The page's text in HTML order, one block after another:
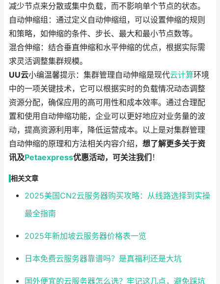
减少节点来分散或集中负载，而不影响单个节点的状态。
自动伸缩组：通过定义自动伸缩组，可以设置伸缩的规则
和策略，如伸缩的条件、步长、最大和最小节点数等。
混合伸缩：结合垂直伸缩和水平伸缩的优点，根据实际需
求灵活调整集群规模。
UU云小编温馨提示：集群管理自动伸缩是现代云计算环境
中的一项关键技术，它可以根据实时的负载情况动态调整
资源分配，确保应用的高可用性和成本效率。通过合理配
置和使用自动伸缩功能，企业可以更好地应对业务量的波
动，提高资源利用率，降低运营成本。以上是对集群管理
自动伸缩的原理和方法相关内容介绍， 想了解更多关于资
讯及Petaexpress优惠活动，可关注我们 ！
相关文章
2025美国CN2云服务器购买攻略：从线路选择到实操
最全指南
2025年新加坡云服务器价格表一览
日本免费云服务器靠谱吗？是真福利还是大坑
国外便宜的云服务器怎么选？牢记这几点，避免踩坑